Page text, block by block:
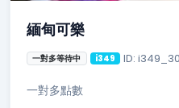
緬甸可樂
一對多等待中 i349 ID:
一對多點數